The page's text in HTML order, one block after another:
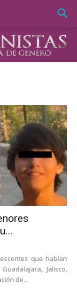
que habían
Jalisco,
de...